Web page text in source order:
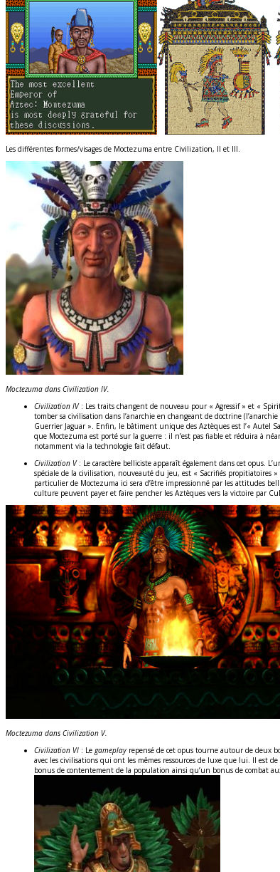
Les différentes formes/visages de Moctezuma entre Civilization, II et III.
Moctezuma dans Civilization IV.
Civilization IV: Les traits changent de nouveau pour « Agressif » et «
tomber sa civilisation dans l’anarchie en changeant de doctrine
Guerrier Jaguar ». Enfin, le bâtiment unique des Aztèques est l’« Autel
que Moctezuma est porté sur la guerre : il n’est pas fiable et réduira à
notamment via la technologie fait défaut.
Civilization V: Le caractère belliciste apparaît également dans cet opus.
spéciale de la civilisation, nouveauté du jeu, est « Sacrifiés
particulier de Moctezuma ici sera d’être impressionné par les attitudes
culture peuvent payer et faire pencher les Aztèques vers la victoire par
Moctezuma dans Civilization V.
Civilization VI : Le gameplay repensé de cet opus tourne autour de deux
avec les civilisations qui ont les mêmes ressources de luxe que lui. Il est
bonus de contentement de la population ainsi qu’un bonus de combat